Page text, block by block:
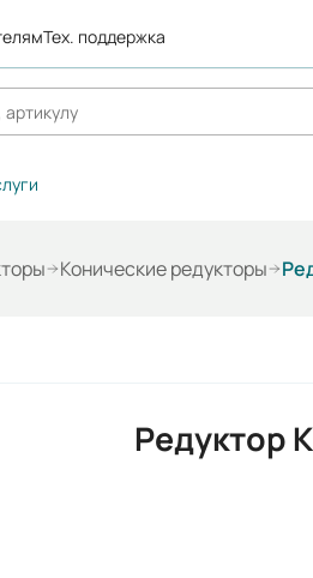
Тех. поддержка
Конические редукторы